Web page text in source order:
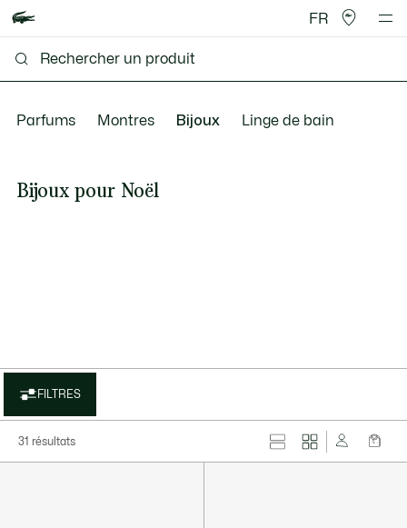
FR
Parfums Montres Bijoux Linge de bain
Bijoux pour Noël
FILTRES
31 résultats